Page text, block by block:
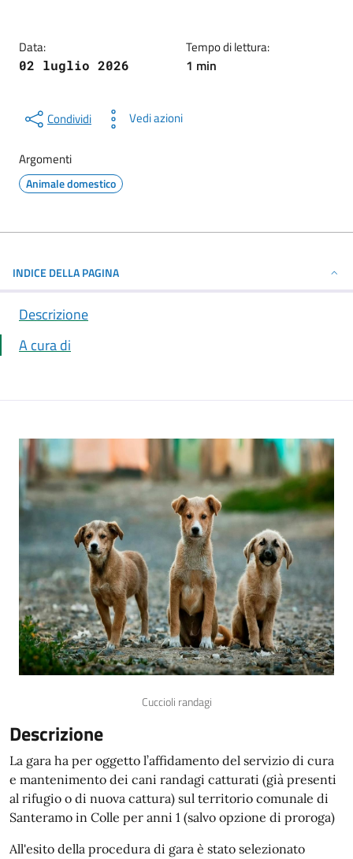
Data:
02 luglio 2026
Tempo di lettura:
1 min
Condividi Vedi azioni
Argomenti
Animale domestico
INDICE DELLA PAGINA
Descrizione
A cura di
Cuccioli randagi
Descrizione
La gara ha per oggetto l’affidamento del servizio di cura
e mantenimento dei cani randagi catturati (già presenti
al rifugio o di nuova cattura) sul territorio comunale di
Santeramo in Colle per anni 1 (salvo opzione di proroga)
All'esito della procedura di gara è stato selezionato